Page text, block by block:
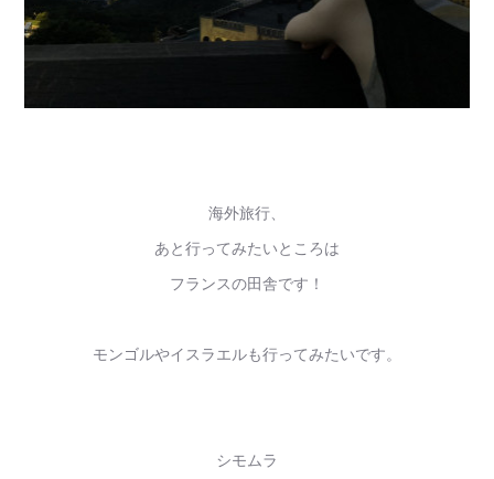
海外旅行、
あと行ってみたいところは
フランスの田舎です！
モンゴルやイスラエルも行ってみたいです。
シモムラ